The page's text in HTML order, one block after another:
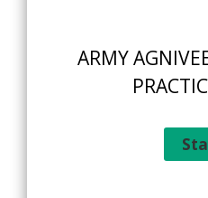
ARMY